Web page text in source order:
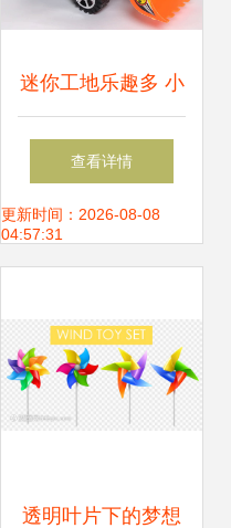
迷你工地乐趣多 小
推土车与二轮工程
车，塑料玩具批发
查看详情
更新时间：2026-08-08
04:57:31
透明叶片下的梦想